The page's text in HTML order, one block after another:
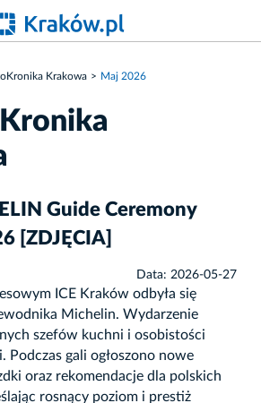
Krakowa Maj 2026
Guide Ceremony
[ZDJĘCIA]
Data: 2026-05-27
ICE Kraków odbyła się
Michelin. Wydarzenie
szefów kuchni i osobistości
Podczas gali ogłoszono nowe
oraz rekomendacje dla polskich
rosnący poziom i prestiż